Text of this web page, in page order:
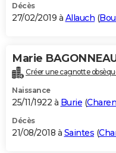
Décès
27/02/2019 à Allauch (
Marie
Créer une cagnotte
Naissance
25/11/1922 à Burie (
Décès
21/08/2018 à Saintes (